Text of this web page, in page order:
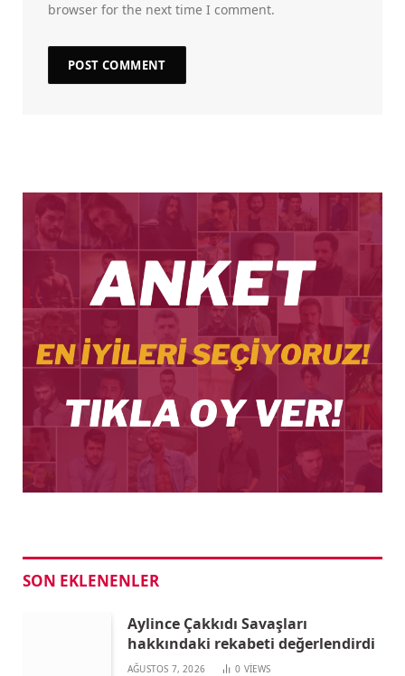
browser for the next time I comment.
SON EKLENENLER
Aylince Çakkıdı Savaşları
hakkındaki rekabeti değerlendirdi
AĞUSTOS 7, 2026 0 VIEWS